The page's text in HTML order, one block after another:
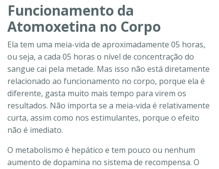
Funcionamento da
Atomoxetina no Corpo
Ela tem uma meia-vida de aproximadamente 05 horas,
ou seja, a cada 05 horas o nível de concentração do
sangue cai pela metade. Mas isso não está diretamente
relacionado ao funcionamento no corpo, porque ela é
diferente, gasta muito mais tempo para virem os
resultados. Não importa se a meia-vida é relativamente
curta, assim como nos estimulantes, porque o efeito
não é imediato.
O metabolismo é hepático e tem pouco ou nenhum
aumento de dopamina no sistema de recompensa. O